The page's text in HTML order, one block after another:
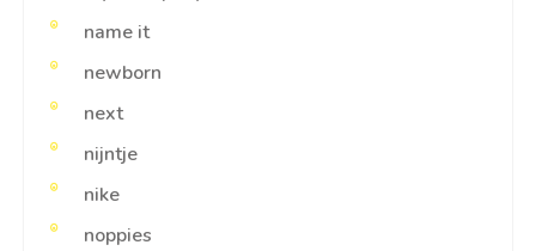
name it
newborn
next
nijntje
nike
noppies